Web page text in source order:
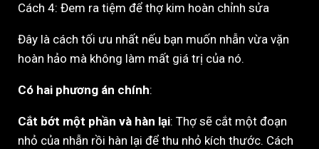
Cách 4: Đem ra tiệm để thợ kim hoàn chỉnh sửa
Đây là cách tối ưu nhất nếu bạn muốn nhẫn vừa vặn
hoàn hảo mà không làm mất giá trị của nó.
Có hai phương án chính:
Cắt bớt một phần và hàn lại: Thợ sẽ cắt một đoạn
nhỏ của nhẫn rồi hàn lại để thu nhỏ kích thước. Cách